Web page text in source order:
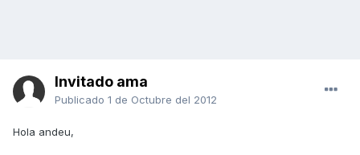
Invitado ama
Publicado 1 de Octubre del 2012
Hola andeu,